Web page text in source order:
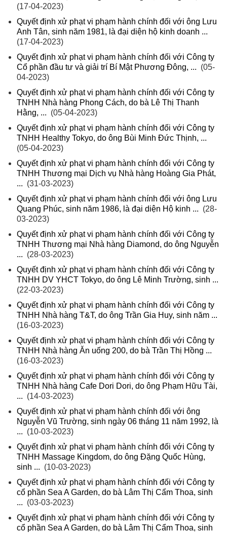
(17-04-2023)
Quyết định xử phạt vi phạm hành chính đối với ông Lưu
Anh Tân, sinh năm 1981, là đại diện hộ kinh doanh ...
(17-04-2023)
Quyết định xử phạt vi phạm hành chính đối với Công ty
Cổ phần đầu tư và giải trí Bí Mật Phương Đông, ... (05-
04-2023)
Quyết định xử phạt vi phạm hành chính đối với Công ty
TNHH Nhà hàng Phong Cách, do bà Lê Thị Thanh
Hằng, ... (05-04-2023)
Quyết định xử phạt vi phạm hành chính đối với Công ty
TNHH Healthy Tokyo, do ông Bùi Minh Đức Thịnh, ...
(05-04-2023)
Quyết định xử phạt vi phạm hành chính đối với Công ty
TNHH Thương mại Dịch vụ Nhà hàng Hoàng Gia Phát,
... (31-03-2023)
Quyết định xử phạt vi phạm hành chính đối với ông Lưu
Quang Phúc, sinh năm 1986, là đại diện Hộ kinh ... (28-
03-2023)
Quyết định xử phạt vi phạm hành chính đối với Công ty
TNHH Thương mại Nhà hàng Diamond, do ông Nguyễn
... (28-03-2023)
Quyết định xử phạt vi phạm hành chính đối với Công ty
TNHH DV YHCT Tokyo, do ông Lê Minh Trường, sinh ...
(22-03-2023)
Quyết định xử phạt vi phạm hành chính đối với Công ty
TNHH Nhà hàng T&T, do ông Trần Gia Huy, sinh năm ...
(16-03-2023)
Quyết định xử phạt vi phạm hành chính đối với Công ty
TNHH Nhà hàng Ăn uống 200, do bà Trần Thị Hồng ...
(16-03-2023)
Quyết định xử phạt vi phạm hành chính đối với Công ty
TNHH Nhà hàng Cafe Dori Dori, do ông Phạm Hữu Tài,
... (14-03-2023)
Quyết định xử phạt vi phạm hành chính đối với ông
Nguyễn Vũ Trường, sinh ngày 06 tháng 11 năm 1992, là
... (10-03-2023)
Quyết định xử phạt vi phạm hành chính đối với Công ty
TNHH Massage Kingdom, do ông Đặng Quốc Hùng,
sinh ... (10-03-2023)
Quyết định xử phạt vi phạm hành chính đối với Công ty
cổ phần Sea A Garden, do bà Lâm Thị Cẩm Thoa, sinh
... (03-03-2023)
Quyết định xử phạt vi phạm hành chính đối với Công ty
cổ phần Sea A Garden, do bà Lâm Thị Cẩm Thoa, sinh